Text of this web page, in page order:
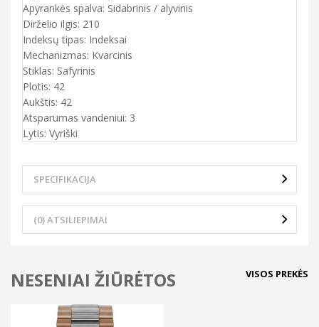
Apyrankės spalva: Sidabrinis / alyvinis
Dirželio ilgis: 210
Indeksų tipas: Indeksai
Mechanizmas: Kvarcinis
Stiklas: Safyrinis
Plotis: 42
Aukštis: 42
Atsparumas vandeniui: 3
Lytis: Vyriški
SPECIFIKACIJA
(0) ATSILIEPIMAI
NESENIAI ŽIŪRĖTOS VISOS PREKĖS